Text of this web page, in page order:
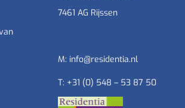
7461 AG Rijssen
M: info@residentia.nl
T: +31 (0) 548 – 53 87 50